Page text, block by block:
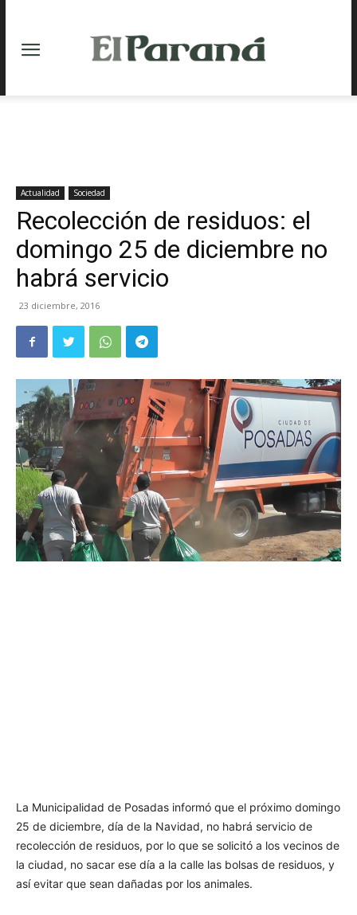
Actualidad Sociedad
Recolección de residuos: el
domingo 25 de diciembre no
habrá servicio
23 diciembre, 2016
La Municipalidad de Posadas informó que el próximo domingo
25 de diciembre, día de la Navidad, no habrá servicio de
recolección de residuos, por lo que se solicitó a los vecinos de
la ciudad, no sacar ese día a la calle las bolsas de residuos, y
así evitar que sean dañadas por los animales.